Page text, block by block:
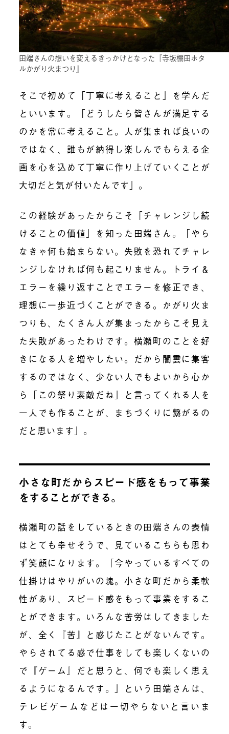
田端さんの想いを変えるきっかけとなった『寺坂棚田ホタ
ルかがり火まつり』
そこで初めて「丁寧に考えること」を学んだ
といいます。「どうしたら皆さんが満足する
のかを常に考えること。人が集まれば良いの
ではなく、誰もが納得し楽しんでもらえる企
画を心を込めて丁寧に作り上げていくことが
大切だと気が付いたんです」。
この経験があったからこそ「チャレンジし続
けることの価値」を知った田端さん。「やら
なきゃ何も始まらない。失敗を恐れてチャレ
ンジしなければ何も起こりません。トライ＆
エラーを繰り返すことでエラーを修正でき、
理想に一歩近づくことができる。かがり火ま
つりも、たくさん人が集まったからこそ見え
た失敗があったわけです。横瀬町のことを好
きになる人を増やしたい。だから闇雲に集客
するのではなく、少ない人でもよいから心か
ら「この祭り素敵だね」と言ってくれる人を
一人でも作ることが、まちづくりに繋がるの
だと思います」。
小さな町だからスピード感をもって事業
をすることができる。
横瀬町の話をしているときの田端さんの表情
はとても幸せそうで、見ているこちらも思わ
ず笑顔になります。「今やっているすべての
仕掛けはやりがいの塊。小さな町だから柔軟
性があり、スピード感をもって事業をするこ
とができます。いろんな苦労はしてきました
が、全く『苦』と感じたことがないんです。
やらされてる感で仕事をしても楽しくないの
で『ゲーム』だと思うと、何でも楽しく思え
るようになるんです。」という田端さんは、
テレビゲームなどは一切やらないと言いま
す。